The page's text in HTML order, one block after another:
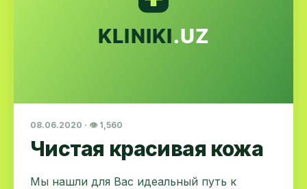
08.06.2020 · 👁 1,560
Чистая красивая кожа
Мы нашли для Вас идеальный путь к